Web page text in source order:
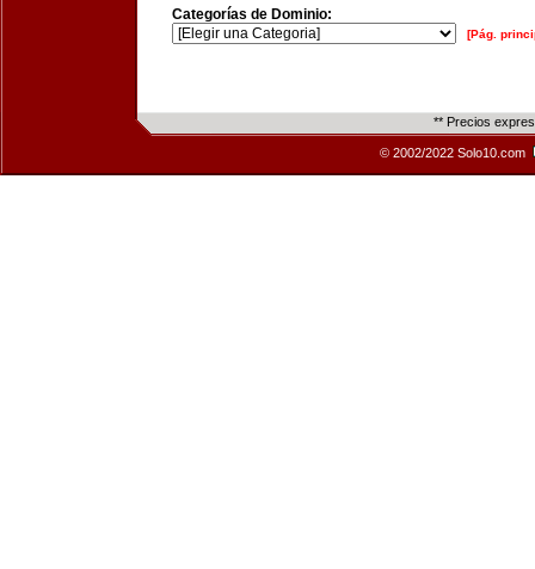
Categorías de Dominio:
[Pág.
** Precios
© 2002/2022 Solo10.com